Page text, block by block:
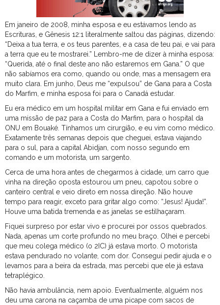
Em janeiro de 2008, minha esposa e eu estávamos lendo as
Escrituras, e Gênesis 12:1 literalmente saltou das páginas, dizendo:
“Deixa a tua terra, e os teus parentes, e a casa de teu pai, e vai para
a terra que eu te mostrarei.” Lembro-me de dizer à minha esposa:
“Querida, até o final deste ano não estaremos em Gana.” O que
não sabíamos era como, quando ou onde, mas a mensagem era
muito clara. Em junho, Deus me “expulsou” de Gana para a Costa
do Marfim, e minha esposa foi para o Canadá estudar.
Eu era médico em um hospital militar em Gana e fui enviado em
uma missão de paz para a Costa do Marfim, para o hospital da
ONU em Bouaké. Tínhamos um cirurgião, e eu vim como médico.
Exatamente três semanas depois que cheguei, estava viajando
para o sul, para a capital Abidjan, com nosso segundo em
comando e um motorista, um sargento.
Cerca de uma hora antes de chegarmos à cidade, um carro que
vinha na direção oposta estourou um pneu, capotou sobre o
canteiro central e veio direto em nossa direção. Não houve
tempo para reagir, exceto para gritar algo como: “Jesus! Ajuda!”.
Houve uma batida tremenda e as janelas se estilhaçaram.
Fiquei surpreso por estar vivo e procurei por ossos quebrados.
Nada, apenas um corte profundo no meu braço. Olhei e percebi
que meu colega médico (o 2IC) já estava morto. O motorista
estava pendurado no volante, com dor. Consegui pedir ajuda e o
levamos para a beira da estrada, mas percebi que ele já estava
tetraplégico.
Não havia ambulância, nem apoio. Eventualmente, alguém nos
deu uma carona na caçamba de uma picape com sacos de